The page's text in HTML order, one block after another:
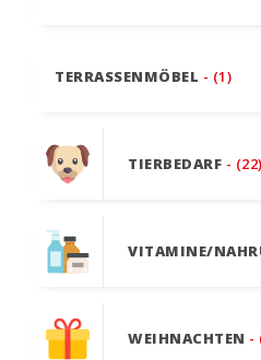
TERRASSENMÖBEL - (1)
TIERBEDARF - (22)
VITAMINE/
WEIHNACHTEN -